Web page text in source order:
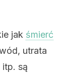
jak śmierć
utrata
są